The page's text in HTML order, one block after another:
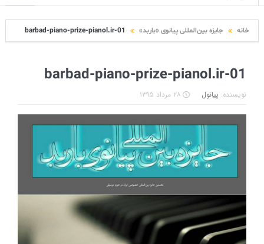
خانه جایزه بین‌المللی پیانوی «باربد» barbad-piano-prize-pianol.ir-01
barbad-piano-prize-pianol.ir-01
نویسنده: پیانول ۲۸ مرداد ۱۳۹۵